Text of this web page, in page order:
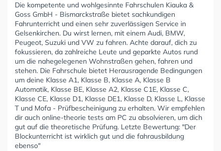
Die kompetente und wohlgesinnte Fahrschulen Kiauka &
Goss GmbH - Bismarckstraße bietet sachkundigen
Fahrunterricht und einen sehr zuverlässigen Service in
Gelsenkirchen. Du wirst lernen, mit einem Audi, BMW,
Peugeot, Suzuki und VW zu fahren. Achte darauf, dich zu
fokussieren, da zahlreiche Leute und geparkte Autos rund
um die nahegelegenen Wohnstraßen gehen, fahren und
stehen. Die Fahrschule bietet Herausragende Bedingungen
um deine Klasse A1, Klasse B, Klasse A, Klasse B
Automatik, Klasse BE, Klasse A2, Klasse C1E, Klasse C,
Klasse CE, Klasse D1, Klasse DE1, Klasse D, Klasse L, Klasse
T und Mofa - Prüfbescheinigung zu erhalten. Wir empfehlen
dir auch online-theorie tests am PC zu absolvieren, um dich
gut auf die theoretische Prüfung. Letzte Bewertung: "Der
Blockunterricht ist wirklich gut und die fahrausbildung
ebenso"